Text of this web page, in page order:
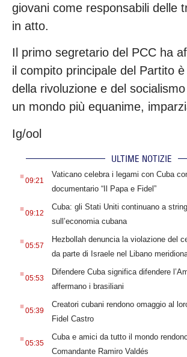
giovani come responsabili delle
in atto.
Il primo segretario del PCC ha
il compito principale del Partito
della rivoluzione e del
un mondo più equanime,
Ig/ool
ULTIME NOTIZIE
.09:21
Vaticano celebra i legami con Cuba
documentario “Il Papa e Fidel”
.09:12
Cuba: gli Stati Uniti continuano a
sull’economia cubana
.05:57
Hezbollah denuncia la violazione del
da parte di Israele nel Libano
.05:53
Difendere Cuba significa difendere
affermano i brasiliani
.05:39
Creatori cubani rendono omaggio al
Fidel Castro
.05:35
Cuba e amici da tutto il mondo
Comandante Ramiro Valdés